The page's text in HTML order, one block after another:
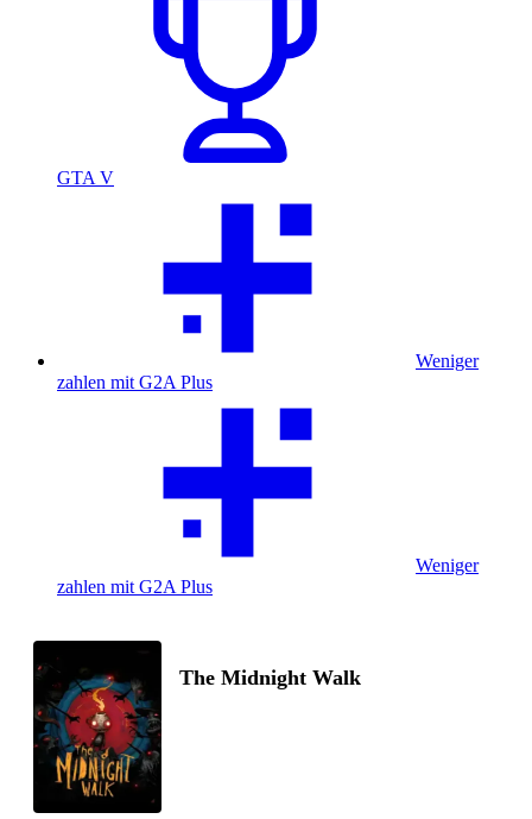
GTA V
Weniger
zahlen mit G2A Plus
Weniger
zahlen mit G2A Plus
The Midnight Walk